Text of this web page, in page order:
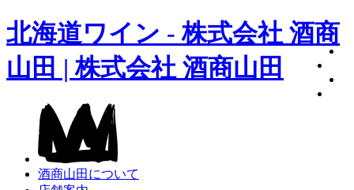
北海道ワイン - 株式会社 酒商
山田 | 株式会社 酒商山田
酒商山田について